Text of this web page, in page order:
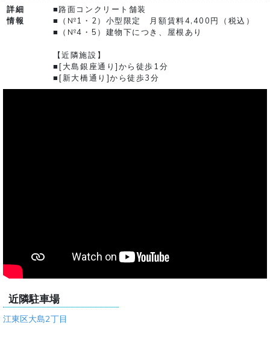
詳細
情報
■路面コンクリート舗装
■（№1・2）小型限定 月額賃料4,400円（税込）
■（№4・5）建物下につき、屋根あり
【近隣施設】
■[大島銀座通り]から徒歩1分
■[新大橋通り]から徒歩3分
近隣駐車場
江東区大島2丁目